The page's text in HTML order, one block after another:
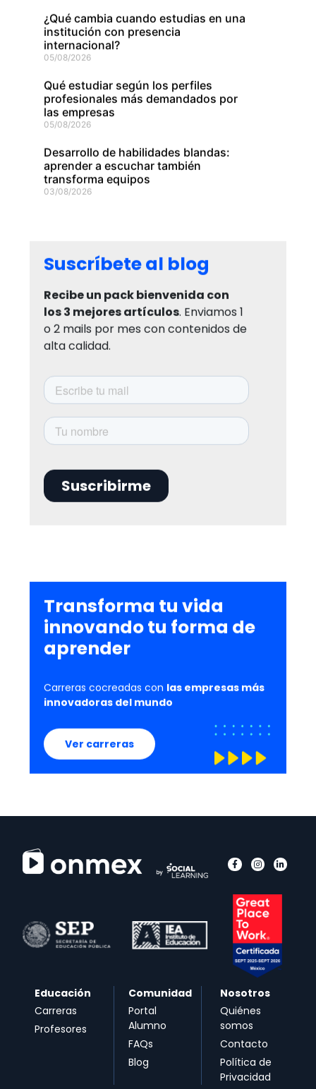
¿Qué cambia cuando estudias en una
institución con presencia
internacional?
05/08/2026
Qué estudiar según los perfiles
profesionales más demandados por
las empresas
05/08/2026
Desarrollo de habilidades blandas:
aprender a escuchar también
transforma equipos
03/08/2026
Suscríbete al blog
Recibe un pack bienvenida con
los 3 mejores artículos . Enviamos 1
o 2 mails por mes con contenidos de
alta calidad.
Transforma tu vida
innovando tu forma de
aprender
Carreras cocreadas con las empresas más
innovadoras del mundo
Ver carreras
Educación
Carreras
Profesores
Comunidad
Portal
Alumno
FAQs
Blog
Nosotros
Quiénes
somos
Contacto
Política de
Privacidad